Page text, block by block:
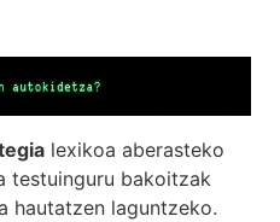
lexikoa aberasteko
testuinguru bakoitzak
hautatzen laguntzeko.